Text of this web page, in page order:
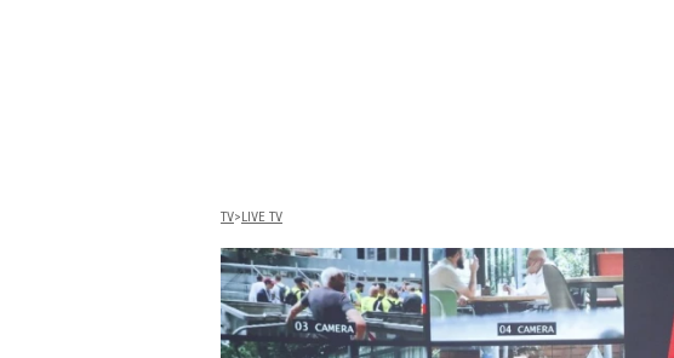
TV LIVE TV